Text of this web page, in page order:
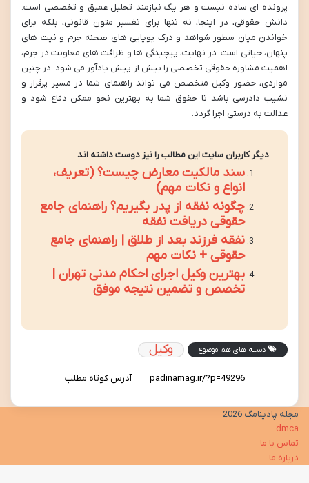
پرونده ای ساده نیست و هر یک نیازمند تحلیل عمیق و تخصصی است.
دانش حقوقی، در اینجا، نه تنها برای تفسیر متون قانونی، بلکه برای
خواندن میان سطور شواهد و درک پویایی های صحنه جرم و نیت های
پنهان، حیاتی است. در نهایت، پیچیدگی ها و ظرافت های معاونت در جرم،
اهمیت مشاوره حقوقی تخصصی را بیش از پیش یادآور می شود. در چنین
مواردی، حضور وکیل متخصص می تواند راهنمای شما در مسیر پرفراز و
نشیب دادرسی باشد تا حقوق شما به بهترین نحو ممکن دفاع شود و
عدالت به درستی اجرا گردد.
دیگر کاربران سایت این مطالب را نیز دوست داشته اند
سند مالکیت معارض چیست؟ (تعریف،
انواع و نکات مهم)
چگونه نفقه از پدر بگیریم؟ راهنمای جامع
حقوقی دریافت نفقه
نفقه فرزند بعد از طلاق | راهنمای جامع
حقوقی + نکات مهم
بهترین وکیل اجرای احکام مدنی تهران |
تخصص و تضمین نتیجه موفق
دسته های هم موضوع وکیل
آدرس کوتاه مطلب
مجله پادینامگ 2026
dmca
تماس با ما
درباره ما